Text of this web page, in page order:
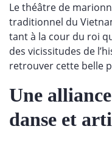
Le théâtre de
traditionnel du
tant à la cour du roi
des vicissitudes de
retrouver cette belle
Une
danse et